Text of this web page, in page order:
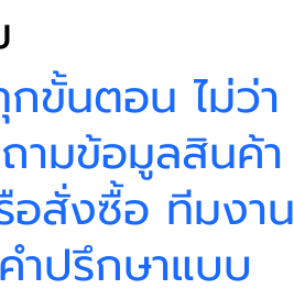
ขั้นตอน ไม่ว่า
ามข้อมูลสินค้า
อสั่งซื้อ ทีมงาน
ำปรึกษาแบบ